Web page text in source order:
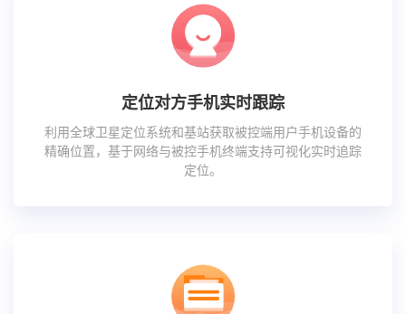
定位对方手机实时跟踪
利用全球卫星定位系统和基站获取被控端用户手机设备的
精确位置，基于网络与被控手机终端支持可视化实时追踪
定位。